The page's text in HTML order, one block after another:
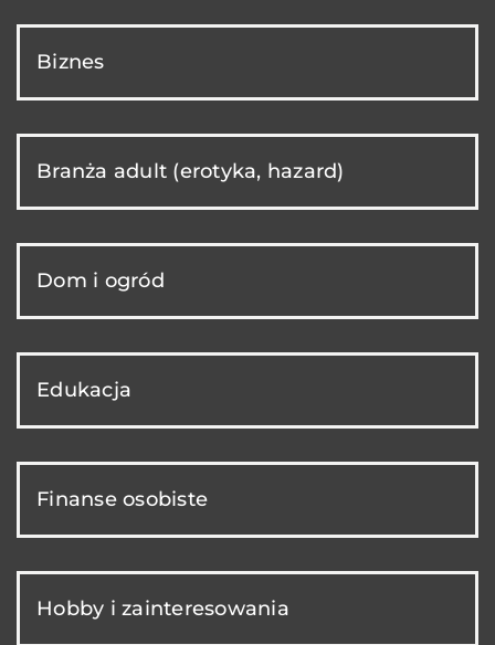
Biznes
Branża adult (erotyka, hazard)
Dom i ogród
Edukacja
Finanse osobiste
Hobby i zainteresowania